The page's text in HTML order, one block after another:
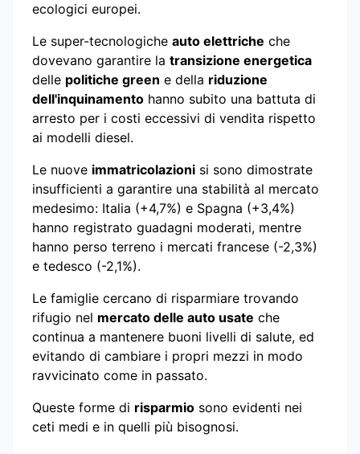
ecologici europei.
Le super-tecnologiche auto elettriche che
dovevano garantire la transizione energetica
delle politiche green e della riduzione
dell'inquinamento hanno subito una battuta di
arresto per i costi eccessivi di vendita rispetto
ai modelli diesel.
Le nuove immatricolazioni si sono dimostrate
insufficienti a garantire una stabilità al mercato
medesimo: Italia (+4,7%) e Spagna (+3,4%)
hanno registrato guadagni moderati, mentre
hanno perso terreno i mercati francese (-2,3%)
e tedesco (-2,1%).
Le famiglie cercano di risparmiare trovando
rifugio nel mercato delle auto usate che
continua a mantenere buoni livelli di salute, ed
evitando di cambiare i propri mezzi in modo
ravvicinato come in passato.
Queste forme di risparmio sono evidenti nei
ceti medi e in quelli più bisognosi.